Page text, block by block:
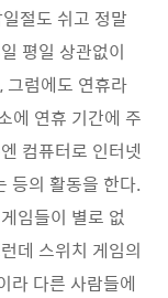
절도 쉬고 정말
평일 상관없이
그럼에도 연휴라
에 연휴 기간에 주
컴퓨터로 인터넷
등의 활동을 한다.
임들이 별로 없
데 스위치 게임의
라 다른 사람들에